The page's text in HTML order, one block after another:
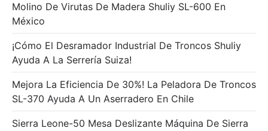
Molino De Virutas De Madera Shuliy SL-600 En
México
¡Cómo El Desramador Industrial De Troncos Shuliy
Ayuda A La Serrería Suiza!
Mejora La Eficiencia De 30%! La Peladora De Troncos
SL-370 Ayuda A Un Aserradero En Chile
Sierra Leone-50 Mesa Deslizante Máquina De Sierra